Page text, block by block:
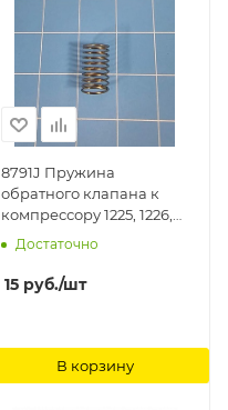
8791J Пружина
обратного клапана к
компрессору 1225, 1226,
1228 Jas
Достаточно
15 руб./шт
В корзину